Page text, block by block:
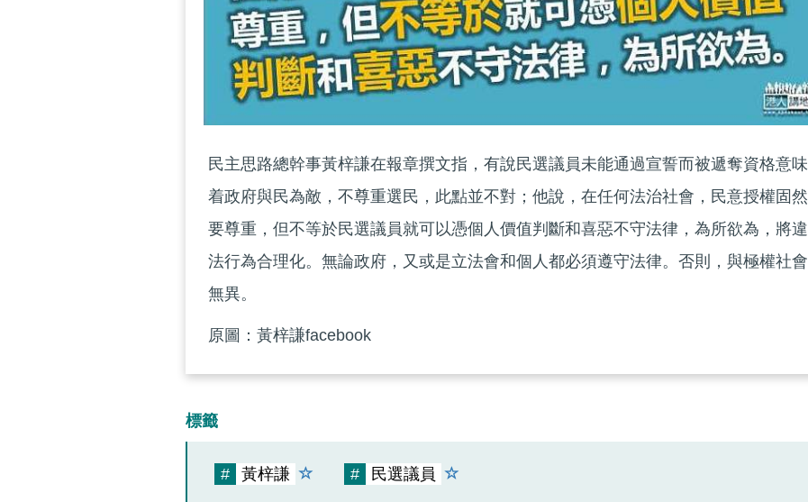
民主思路總幹事黃梓謙在報章撰文指，有說民選議員未能通過宣誓而被遞奪資格意味
着政府與民為敵，不尊重選民，此點並不對；他說，在任何法治社會，民意授權固然
要尊重，但不等於民選議員就可以憑個人價值判斷和喜惡不守法律，為所欲為，將違
法行為合理化。無論政府，又或是立法會和個人都必須遵守法律。否則，與極權社會
無異。
原圖：黃梓謙facebook
標籤
# 黃梓謙 # 民選議員